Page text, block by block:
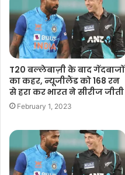
T20 बल्लेबाज़ी के बाद गेंदबाजों
का कहर, न्यूजीलैंड को 168 रन
से हरा कर भारत ने सीरीज जीती
February 1, 2023